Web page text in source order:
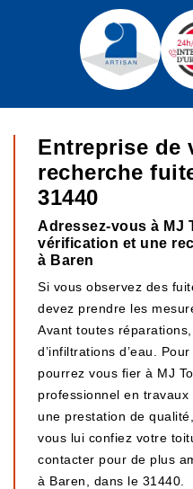
Entreprise de
recherche
31440
Adressez-vous à MJ
vérification et une
à Baren
Si vous observez des
devez prendre les
Avant toutes
d’infiltrations d’eau.
pourrez vous fier à MJ
professionnel en
une prestation de
vous lui confiez votre
contacter pour de plus
à Baren, dans le 31440.